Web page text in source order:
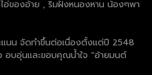
อ่ของอ้าย , ริมฝั่งหนองหาน น้องๆพา
แนน จัดทำขึ้นต่อเนื่องตั้งแต่ปี 2548
อบอุ่นและขอบคุณน้ำใจ “อ้ายมนต์